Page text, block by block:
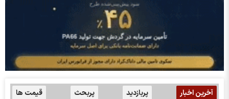
آخرین اخبار پربازدید پربحث قیمت ها